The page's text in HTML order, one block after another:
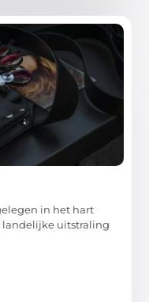
in het hart
landelijke uitstraling